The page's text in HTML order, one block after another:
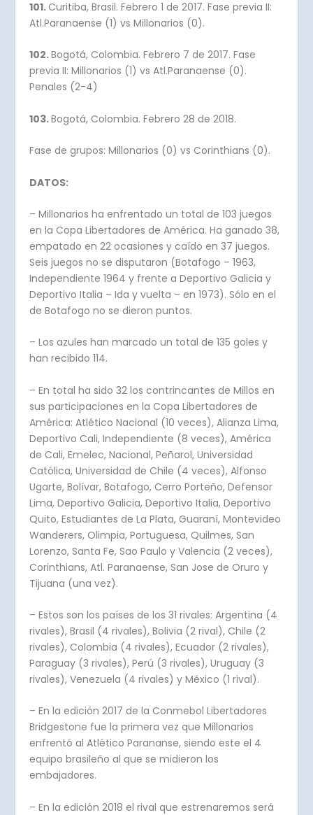
101. Curitiba, Brasil. Febrero 1 de 2017. Fase previa II:
Atl.Paranaense (1) vs Millonarios (0).
102.Bogotá, Colombia. Febrero 7 de 2017. Fase
previa II: Millonarios (1) vs Atl.Paranaense (0).
Penales (2-4)
103.Bogotá, Colombia. Febrero 28 de 2018.
Fase de grupos: Millonarios (0) vs Corinthians (0).
DATOS:
– Millonarios ha enfrentado un total de 103 juegos
en la Copa Libertadores de América. Ha ganado 38,
empatado en 22 ocasiones y caído en 37 juegos.
Seis juegos no se disputaron (Botafogo – 1963,
Independiente 1964 y frente a Deportivo Galicia y
Deportivo Italia – Ida y vuelta – en 1973). Sólo en el
de Botafogo no se dieron puntos.
– Los azules han marcado un total de 135 goles y
han recibido 114.
– En total ha sido 32 los contrincantes de Millos en
sus participaciones en la Copa Libertadores de
América: Atlético Nacional (10 veces), Alianza Lima,
Deportivo Cali, Independiente (8 veces), América
de Cali, Emelec, Nacional, Peñarol, Universidad
Católica, Universidad de Chile (4 veces), Alfonso
Ugarte, Bolívar, Botafogo, Cerro Porteño, Defensor
Lima, Deportivo Galicia, Deportivo Italia, Deportivo
Quito, Estudiantes de La Plata, Guaraní, Montevideo
Wanderers, Olimpia, Portuguesa, Quilmes, San
Lorenzo, Santa Fe, Sao Paulo y Valencia (2 veces),
Corinthians, Atl. Paranaense, San Jose de Oruro y
Tijuana (una vez).
– Estos son los países de los 31 rivales: Argentina (4
rivales), Brasil (4 rivales), Bolivia (2 rival), Chile (2
rivales), Colombia (4 rivales), Ecuador (2 rivales),
Paraguay (3 rivales), Perú (3 rivales), Uruguay (3
rivales), Venezuela (4 rivales) y México (1 rival).
– En la edición 2017 de la Conmebol Libertadores
Bridgestone fue la primera vez que Millonarios
enfrentó al Atlético Parananse, siendo este el 4
equipo brasileño al que se midieron los
embajadores.
– En la edición 2018 el rival que estrenaremos será